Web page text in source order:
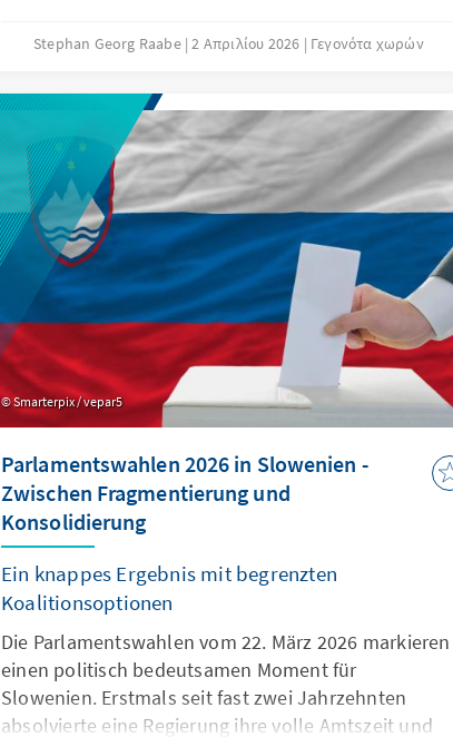
und der Republika Srpska (RS) – sowie in den zehn
der RS.
Stephan Georg Raabe 2 Απριλίου 2026 Γεγονότα χωρών
Smarterpix / vepar5
Parlamentswahlen 2026 in Slowenien -
Zwischen Fragmentierung und
Konsolidierung
Ein knappes Ergebnis mit begrenzten
Koalitionsoptionen
Die Parlamentswahlen vom 22. März 2026 markieren
einen politisch bedeutsamen Moment für
Slowenien. Erstmals seit fast zwei Jahrzehnten
absolvierte eine Regierung ihre volle Amtszeit und